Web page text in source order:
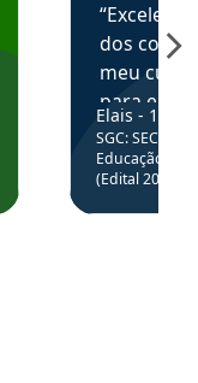
dos
meu
para
colocar
através
de
Elais - 15/
SGC: SEC BA
Educação
(Edital